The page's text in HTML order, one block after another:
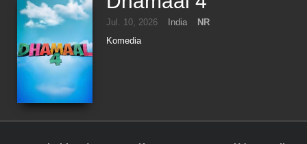
Jul. 10, 2026 India
NR
Komedia